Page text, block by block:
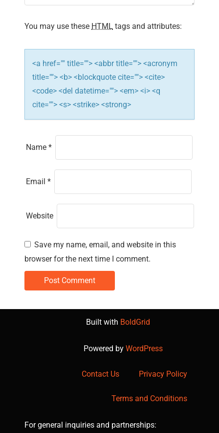
i
o
n
You may use these HTML tags and attributes:
<a href="" title=""> <abbr title=""> <acronym
title=""> <b> <blockquote cite=""> <cite>
<code> <del datetime=""> <em> <i> <q
cite=""> <s> <strike> <strong>
Name *
Email *
Website
Save my name, email, and website in this
browser for the next time I comment.
Built with BoldGrid
Powered by WordPress
Contact Us Privacy Policy
Terms and Conditions
For general inquiries and partnerships: